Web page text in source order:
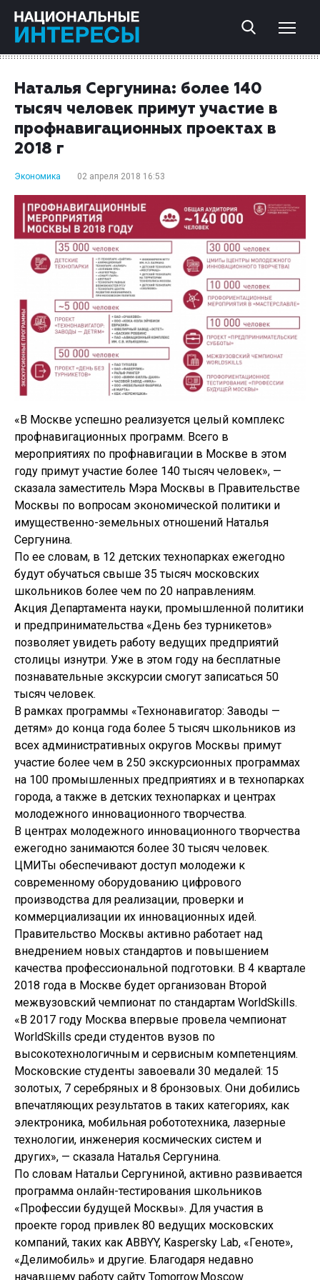
Наталья Сергунина: более 140
тысяч человек примут участие в
профнавигационных проектах в
2018 г
Экономика 02 апреля 2018 16:53
«В Москве успешно реализуется целый комплекс
профнавигационных программ. Всего в
мероприятиях по профнавигации в Москве в этом
году примут участие более 140 тысяч человек», —
сказала заместитель Мэра Москвы в Правительстве
Москвы по вопросам экономической политики и
имущественно-земельных отношений Наталья
Сергунина.
По ее словам, в 12 детских технопарках ежегодно
будут обучаться свыше 35 тысяч московских
школьников более чем по 20 направлениям.
Акция Департамента науки, промышленной политики
и предпринимательства «День без турникетов»
позволяет увидеть работу ведущих предприятий
столицы изнутри. Уже в этом году на бесплатные
познавательные экскурсии смогут записаться 50
тысяч человек.
В рамках программы «Технонавигатор: Заводы —
детям» до конца года более 5 тысяч школьников из
всех административных округов Москвы примут
участие более чем в 250 экскурсионных программах
на 100 промышленных предприятиях и в технопарках
города, а также в детских технопарках и центрах
молодежного инновационного творчества.
В центрах молодежного инновационного творчества
ежегодно занимаются более 30 тысяч человек.
ЦМИТы обеспечивают доступ молодежи к
современному оборудованию цифрового
производства для реализации, проверки и
коммерциализации их инновационных идей.
Правительство Москвы активно работает над
внедрением новых стандартов и повышением
качества профессиональной подготовки. В 4 квартале
2018 года в Москве будет организован Второй
межвузовский чемпионат по стандартам WorldSkills.
«В 2017 году Москва впервые провела чемпионат
WorldSkills среди студентов вузов по
высокотехнологичным и сервисным компетенциям.
Московские студенты завоевали 30 медалей: 15
золотых, 7 серебряных и 8 бронзовых. Они добились
впечатляющих результатов в таких категориях, как
электроника, мобильная робототехника, лазерные
технологии, инженерия космических систем и
других», — сказала Наталья Сергунина.
По словам Натальи Сергуниной, активно развивается
программа онлайн-тестирования школьников
«Профессии будущей Москвы». Для участия в
проекте город привлек 80 ведущих московских
компаний, таких как ABBYY, Kaspersky Lab, «Геноте»,
«Делимобиль» и другие. Благодаря недавно
начавшему работу сайту Tomorrow.Moscow